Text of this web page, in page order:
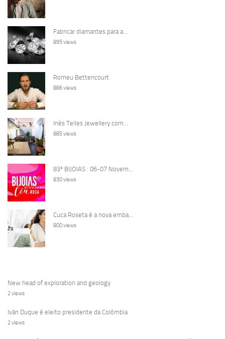
Fabricar diamantes para a...
895 views
Romeu Bettencourt
886 views
Inês Telles Jewellery com...
885 views
83ª BIJOIAS : 06-07 Novem...
830 views
Cuca Roseta é a nova emba...
800 views
New head of exploration and geology
2 views
Iván Duque é eleito presidente da Colômbia
2 views